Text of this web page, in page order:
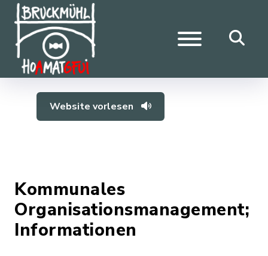
Website vorlesen
Kommunales
Organisationsmanagement;
Informationen